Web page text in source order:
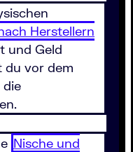
Herstellern
und Geld
du vor dem
die
Nische und